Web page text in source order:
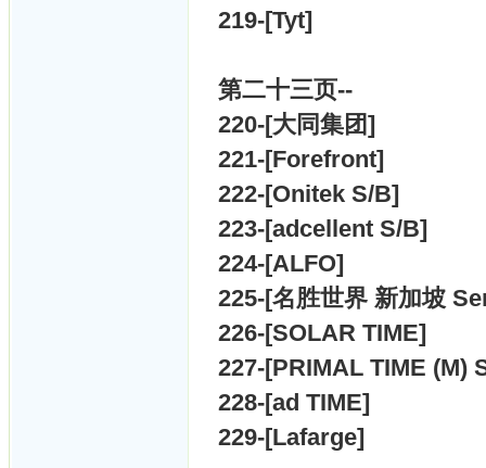
219-[Tyt]
第二十三页--
220-[大同集团]
221-[Forefront]
222-[Onitek S/B]
223-[adcellent S/B]
224-[ALFO]
225-[名胜世界 新加坡
226-[SOLAR TIME]
227-[PRIMAL TIME (M)
228-[ad TIME]
229-[Lafarge]